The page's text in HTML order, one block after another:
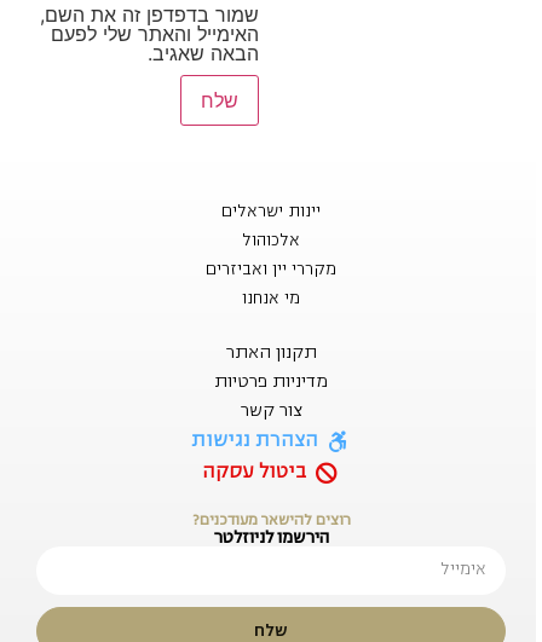
שמור בדפדפן זה את השם,
האימייל והאתר שלי לפעם
הבאה שאגיב.
יינות ישראלים
אלכוהול
מקררי יין ואביזרים
מי אנחנו
תקנון האתר
מדיניות פרטיות
צור קשר
הצהרת נגישות
ביטול עסקה
רוצים להישאר מעודכנים?
הירשמו לניוזלטר
שלח